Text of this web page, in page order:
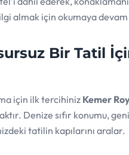
almak için okumaya
Bir Tatil
için ilk tercihiniz Kemer
Denize sıfır konumu,
tatilin kapılarını aralar.